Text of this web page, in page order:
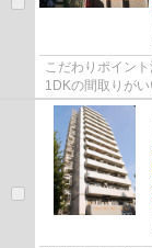
こだわりポイン
1DKの間取りが
の賃貸マンショ